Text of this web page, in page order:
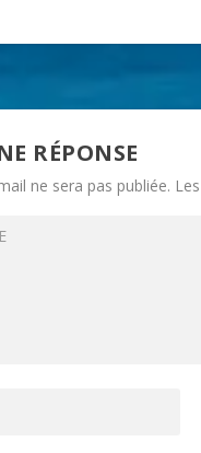
RÉPONSE
ne sera pas publiée.